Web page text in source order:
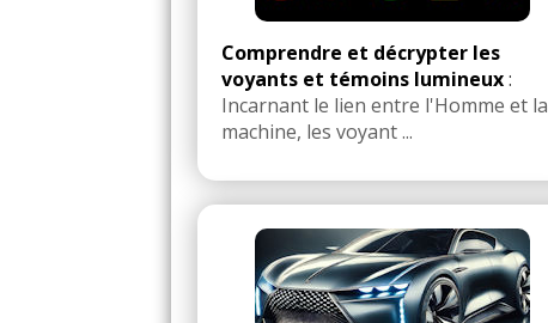
Comprendre et décrypter les
voyants et témoins lumineux:
Incarnant le lien entre l'Homme et la
machine, les voyant ...